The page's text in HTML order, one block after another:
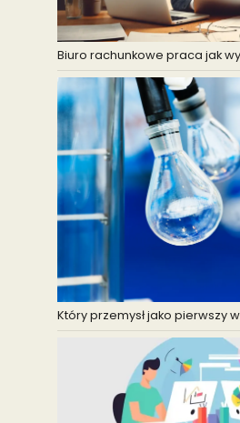
Biuro rachunkowe praca jak
Który przemysł jako pierwszy